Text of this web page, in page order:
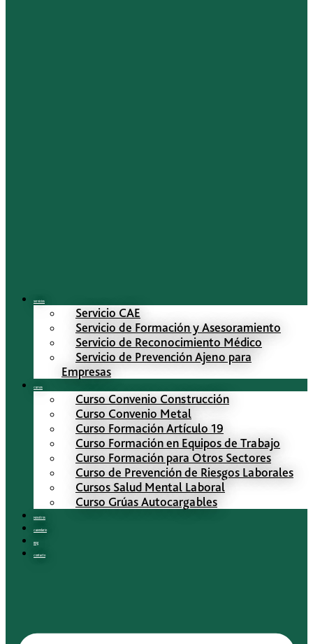
Servicios
Servicio CAE
Servicio de Formación y Asesoramiento
Servicio de Reconocimiento Médico
Servicio de Prevención Ajeno para
Empresas
Cursos
Curso Convenio Construcción
Curso Convenio Metal
Curso Formación Artículo 19
Curso Formación en Equipos de Trabajo
Curso Formación para Otros Sectores
Curso de Prevención de Riesgos Laborales
Cursos Salud Mental Laboral
Curso Grúas Autocargables
Nosotros
Calendario
Blog
Contacto